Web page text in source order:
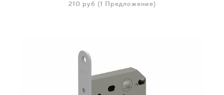
210 руб (1 Предложение)